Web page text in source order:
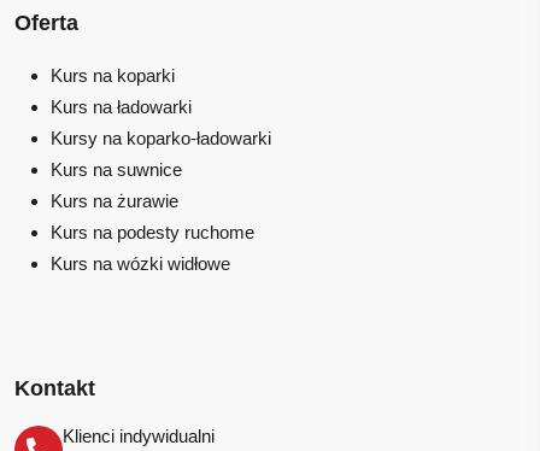
Oferta
Kurs na koparki
Kurs na ładowarki
Kursy na koparko-ładowarki
Kurs na suwnice
Kurs na żurawie
Kurs na podesty ruchome
Kurs na wózki widłowe
Kontakt
Klienci indywidualni